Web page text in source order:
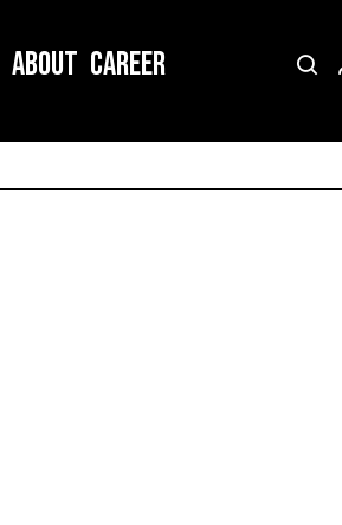
ABOUT CAREER